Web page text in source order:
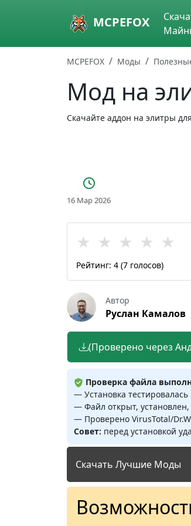
Skip to main content MCPEFOX
MCPEFOX Моды
Мод на
Скачайте аддон на элитры
16 Мар 2026
★ ★ ★ ★ ★
Рейтинг: 4 (7 голосов)
Автор
Руслан Камалов
(Проверено через
Проверка файла
— Установка
— Файл открыт,
— Проверено VirusTotal/
Совет: перед установкой
Скачать Лучшие Моды